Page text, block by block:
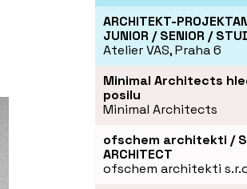
ARCHITEKT-
JUNIOR / SENIOR /
Atelier VAS, Praha 6
Minimal Architects
posilu
Minimal Architects
ofschem architekti /
ARCHITECT
ofschem architekti